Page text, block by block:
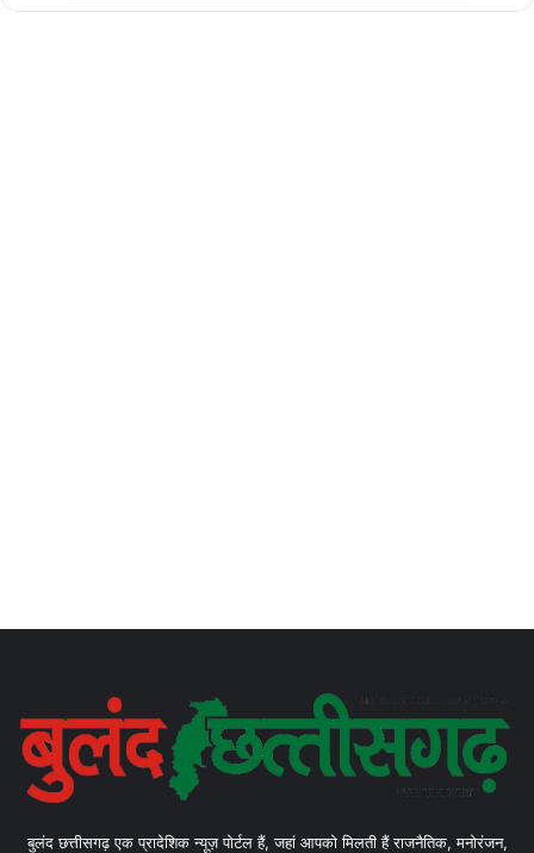
बुलंद छत्तीसगढ़ एक प्रादेशिक न्यूज़ पोर्टल हैं, जहां आपको मिलती हैं राजनैतिक, मनोरंजन,